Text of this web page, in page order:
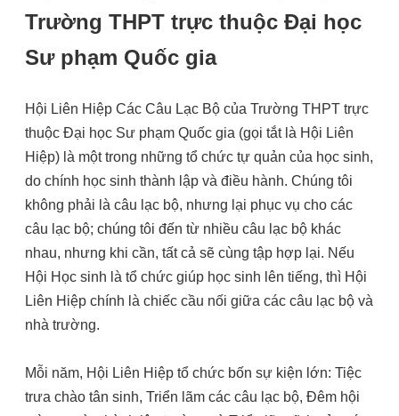
Trường THPT trực thuộc Đại học
Sư phạm Quốc gia
Hội Liên Hiệp Các Câu Lạc Bộ của Trường THPT trực
thuộc Đại học Sư phạm Quốc gia (gọi tắt là Hội Liên
Hiệp) là một trong những tổ chức tự quản của học sinh,
do chính học sinh thành lập và điều hành. Chúng tôi
không phải là câu lạc bộ, nhưng lại phục vụ cho các
câu lạc bộ; chúng tôi đến từ nhiều câu lạc bộ khác
nhau, nhưng khi cần, tất cả sẽ cùng tập hợp lại. Nếu
Hội Học sinh là tổ chức giúp học sinh lên tiếng, thì Hội
Liên Hiệp chính là chiếc cầu nối giữa các câu lạc bộ và
nhà trường.
Mỗi năm, Hội Liên Hiệp tổ chức bốn sự kiện lớn: Tiệc
trưa chào tân sinh, Triển lãm các câu lạc bộ, Đêm hội